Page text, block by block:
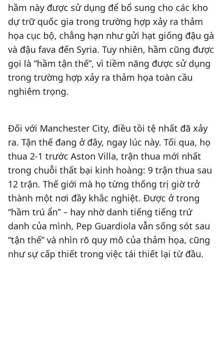
hầm này được sử dụng để bổ sung cho các kho
dự trữ quốc gia trong trường hợp xảy ra thảm
họa cục bộ, chẳng hạn như gửi hạt giống đậu gà
và đậu fava đến Syria. Tuy nhiên, hầm cũng được
gọi là “hầm tận thế”, vì tiềm năng được sử dụng
trong trường hợp xảy ra thảm họa toàn cầu
nghiêm trọng.
Đối với Manchester City, điều tồi tệ nhất đã xảy
ra. Tận thế đang ở đây, ngay lúc này. Tối qua, họ
thua 2-1 trước Aston Villa, trận thua mới nhất
trong chuỗi thất bại kinh hoàng: 9 trận thua sau
12 trận. Thế giới mà họ từng thống trị giờ trở
thành một nơi đầy khắc nghiệt. Được ở trong
“hầm trú ẩn” – hay nhờ danh tiếng tiếng trứ
danh của mình, Pep Guardiola vẫn sống sót sau
“tận thế” và nhìn rõ quy mô của thảm họa, cũng
như sự cấp thiết trong việc tái thiết lại từ đầu.